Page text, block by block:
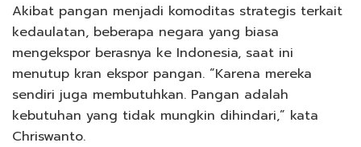
Akibat pangan menjadi komoditas strategis terkait
kedaulatan, beberapa negara yang biasa
mengekspor berasnya ke Indonesia, saat ini
menutup kran ekspor pangan. “Karena mereka
sendiri juga membutuhkan. Pangan adalah
kebutuhan yang tidak mungkin dihindari,” kata
Chriswanto.